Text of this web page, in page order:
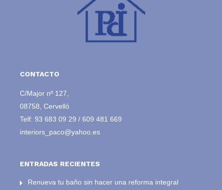
CONTACTO
C/Major nº 127,
08758, Cervelló
Telf: 93 683 09 29 / 609 481 669
interiors_paco@yahoo.es
ENTRADAS RECIENTES
Renueva tu baño sin hacer una reforma integral